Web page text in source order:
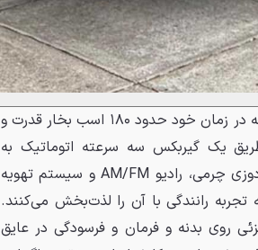
قلب تپنده این کوپه باشکوه، پیشرانه ۷ لیتری V8 است که در زمان خود حدود ۱۸۰ اسب بخار قدرت و
طریق یک گیربکس سه سرعته اتوماتیک به
چرخ‌های عقب منتقل می‌شود. رینگ‌های ۱۵ اینچی، تودوزی چرمی، رادیو AM/FM و سیستم تهویه
تجربه رانندگی با آن را لذت‌بخش می‌کنند.
روی بدنه و فرمان و فرسودگی در عایق